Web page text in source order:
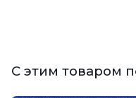
С этим товаром